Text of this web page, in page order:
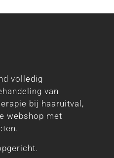
volledig
van
bij haaruitval,
webshop met